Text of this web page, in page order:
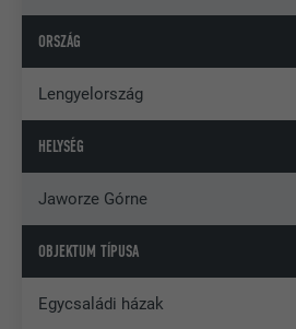
ORSZÁG
Lengyelország
HELYSÉG
Jaworze Górne
OBJEKTUM TÍPUSA
Egycsaládi házak